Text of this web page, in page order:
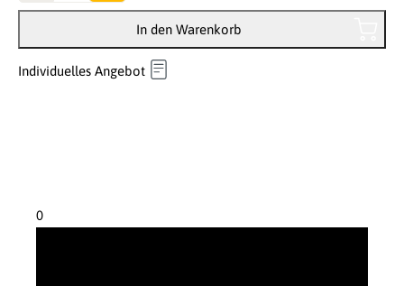
In den Warenkorb
Individuelles Angebot
0